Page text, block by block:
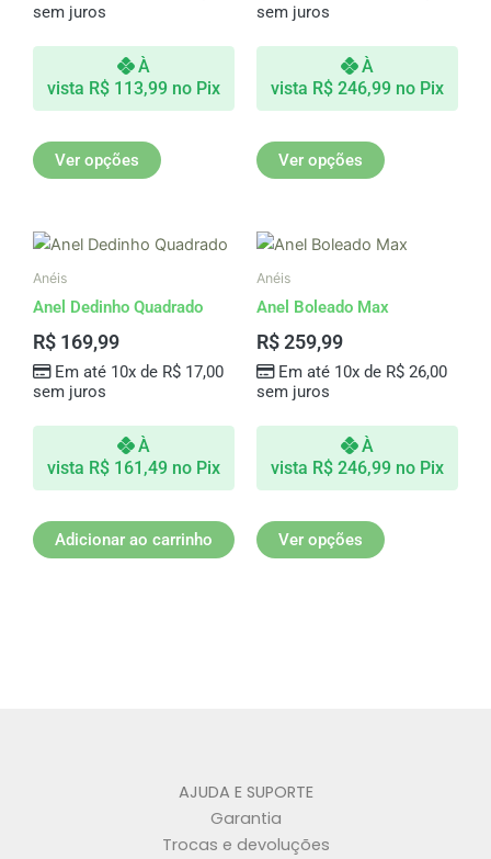
sem juros
À
vista R$ 113,99 no Pix
Ver opções
podem
escolhidas
página
sem juros
À
vista R$ 246,99 no Pix
Ver opções
podem
escolhidas
página
Anéis
Anel Dedinho Quadrado
R$ 169,99
Em até 10x de R$17,00
sem juros
À
vista R$ 161,49 no Pix
Adicionar ao carrinho
Anéis
Anel Boleado Max
R$259,99
Em até 10x de R$26,00
sem juros
À
vista R$ 246,99 no Pix
Ver opções
Este
As
podem
escolhidas
página
AJUDA E SUPORTE
Garantia
Trocas e devoluções